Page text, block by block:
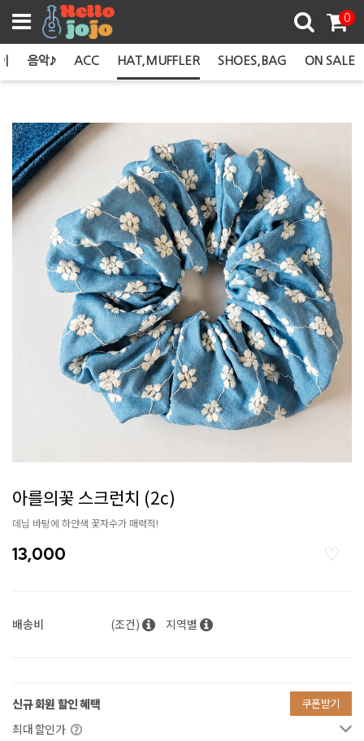
0
음악♪ ACC HAT,MUFFLER SHOES,BAG ON SALE
아를의꽃 스크런치 (2c)
데님 바탕에 하얀색 꽃자수가 매력적!
13,000
배송비 (조건) 지역별
신규 회원 할인 혜택 쿠폰받기
최대 할인가